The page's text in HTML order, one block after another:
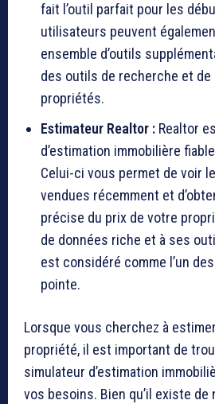
fait l’outil parfait pour les
utilisateurs peuvent
ensemble d’outils
des outils de recherche et de
propriétés.
Estimateur Realtor : Realtor
d’estimation immobilière
Celui-ci vous permet de voir
vendues récemment et
précise du prix de votre
de données riche et à ses
est considéré comme l’un
pointe.
Lorsque vous cherchez à
propriété, il est important de
simulateur d’estimation
vos besoins. Bien qu’il existe